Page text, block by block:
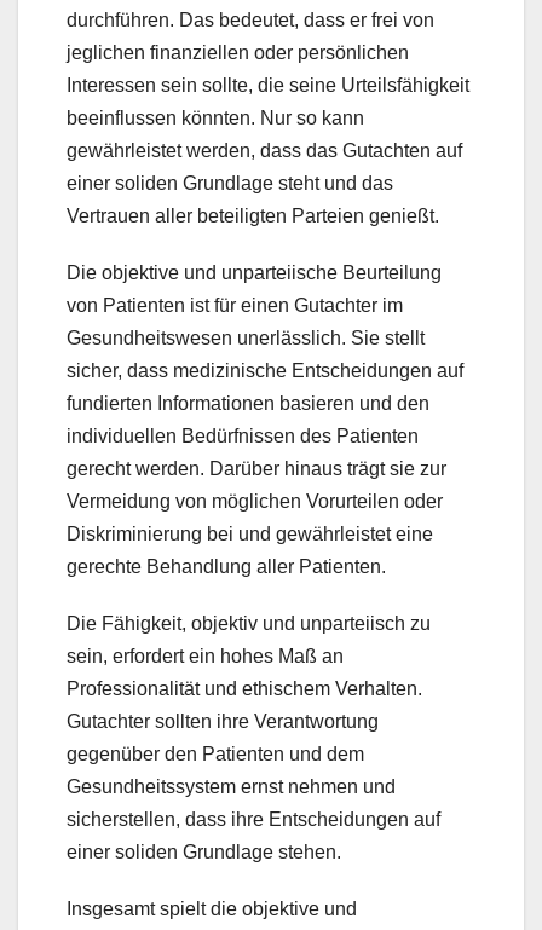
durchführen. Das bedeutet, dass er frei von
jeglichen finanziellen oder persönlichen
Interessen sein sollte, die seine Urteilsfähigkeit
beeinflussen könnten. Nur so kann
gewährleistet werden, dass das Gutachten auf
einer soliden Grundlage steht und das
Vertrauen aller beteiligten Parteien genießt.
Die objektive und unparteiische Beurteilung
von Patienten ist für einen Gutachter im
Gesundheitswesen unerlässlich. Sie stellt
sicher, dass medizinische Entscheidungen auf
fundierten Informationen basieren und den
individuellen Bedürfnissen des Patienten
gerecht werden. Darüber hinaus trägt sie zur
Vermeidung von möglichen Vorurteilen oder
Diskriminierung bei und gewährleistet eine
gerechte Behandlung aller Patienten.
Die Fähigkeit, objektiv und unparteiisch zu
sein, erfordert ein hohes Maß an
Professionalität und ethischem Verhalten.
Gutachter sollten ihre Verantwortung
gegenüber den Patienten und dem
Gesundheitssystem ernst nehmen und
sicherstellen, dass ihre Entscheidungen auf
einer soliden Grundlage stehen.
Insgesamt spielt die objektive und